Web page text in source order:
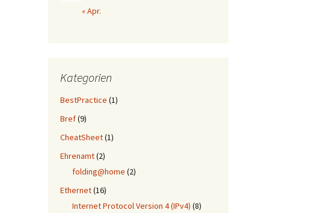
« Apr.
Kategorien
BestPractice (1)
Bref(9)
CheatSheet(1)
Ehrenamt(2)
folding@home (2)
Ethernet(16)
Internet Protocol Version 4 (IPv4) (8)